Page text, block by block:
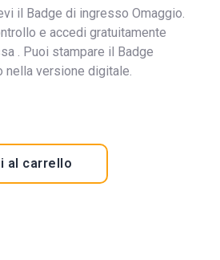
il Badge di ingresso Omaggio.
e accedi gratuitamente
. Puoi stampare il Badge
nella versione digitale.
al carrello